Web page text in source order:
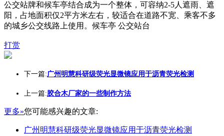
公交站牌和候车亭结合成为一个整体，可容纳2-5人遮雨、遮
阳，占地面积仅2平方米左右，较适合在道路不宽、乘客不多
的城乡公交线路上使用。候车亭 公交站台
打赏
下一篇:广州明慧科研级荧光显微镜应用于沥青荧光检测
上一篇:胶合木厂家的一些制作方法
更多»您可能感兴趣的文章:
广州明慧科研级荧光显微镜应用于沥青荧光检测